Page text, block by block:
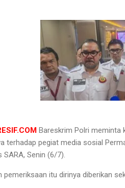
Bareskrim Polri meminta
terhadap pegiat media sosial
Senin (6/7).
pemeriksaan itu dirinya diberikan